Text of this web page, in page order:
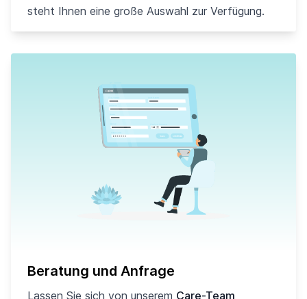
steht Ihnen eine große Auswahl zur Verfügung.
Beratung und Anfrage
Lassen Sie sich von unserem Care-Team